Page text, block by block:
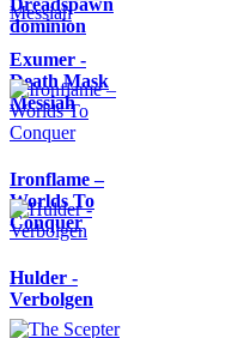
Dreadspawn
dominion
Exumer -
Death Mask
Messiah
Ironflame –
Worlds To
Conquer
Hulder -
Verbolgen